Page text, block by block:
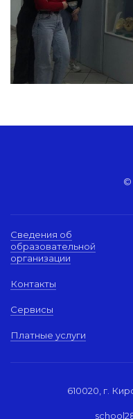
©
Сведения об
образовательной
организации
Контакты
Сервисы
Платные услуги
610020, г.